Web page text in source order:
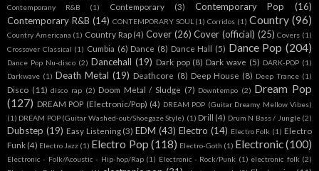
Contemporany R&B (1) Contemporary (3) Contemporary Pop
(16)
Contemporary R&B (14) CONTEMPORARY SOUL (1) Corridos (1) Country (96)
Country Americana (1) Country Rap (4) Cover (26) Cover (official) (25) Covers (1)
Crossover Classical (1) Cumbia (6) Dance (8) Dance Hall (5) Dance Pop (204)
Dance Pop Nu-disco (2) Dancehall (19) Dark pop (8) Dark wave (5) DARK-POP (1)
Darkwave (1) Death Metal (19) Deathcore (8) Deep House (8) Deep Trance (1)
Disco (11) disco rap (2) Doom Metal / Sludge (7) Downtempo (2) Dream Pop
(127) DREAM POP (Electronic/Pop) (4) DREAM POP (Guitar Dreamy Mellow Vibes)
(1) DREAM POP (Guitar Washed-out/Shoegaze Style) (1) Drill (4) Drum N Bass / Jungle (2)
Dubstep (19) Easy Listening (3) EDM (43) Electro (14) Electro Folk (1) Electro
Funk (4) Electro Jazz (1) Electro Pop (118) Electro-Goth (1) Electronic(100)
Electronic - Folk/Acoustic - Hip-hop/Rap (1) Electronic - Rock/Punk (1) electronic folk (2)